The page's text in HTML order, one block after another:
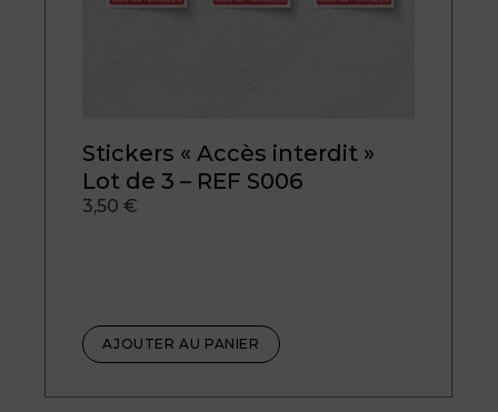
Stickers « Accès interdit »
Lot de 3 – REF S006
3,50€
AJOUTER AU PANIER